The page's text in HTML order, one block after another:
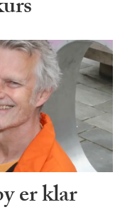
er klar